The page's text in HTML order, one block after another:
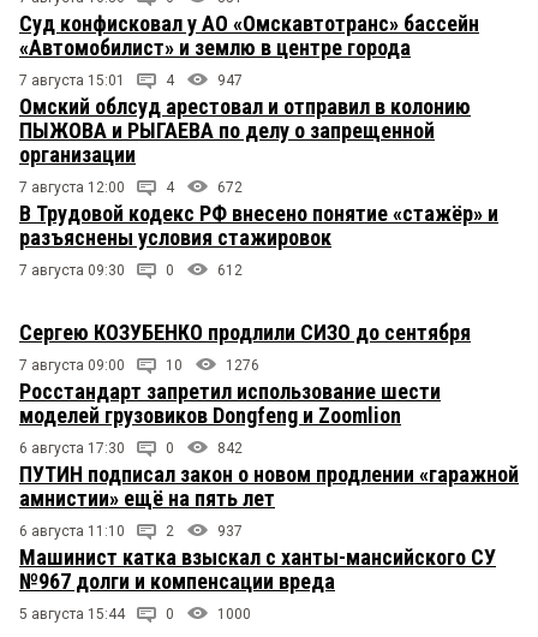
Суд конфисковал у АО «Омскавтотранс» бассейн
«Автомобилист» и землю в центре города
7 августа 15:01 4 947
Омский облсуд арестовал и отправил в колонию
ПЫЖОВА и РЫГАЕВА по делу о запрещенной
организации
7 августа 12:00 4 672
В Трудовой кодекс РФ внесено понятие «стажёр» и
разъяснены условия стажировок
7 августа 09:30 0 612
Сергею КОЗУБЕНКО продлили СИЗО до сентября
7 августа 09:00 10 1276
Росстандарт запретил использование шести
моделей грузовиков Dongfeng и Zoomlion
6 августа 17:30 0 842
ПУТИН подписал закон о новом продлении «гаражной
амнистии» ещё на пять лет
6 августа 11:10 2 937
Машинист катка взыскал с ханты-мансийского СУ
№967 долги и компенсации вреда
5 августа 15:44 0 1000